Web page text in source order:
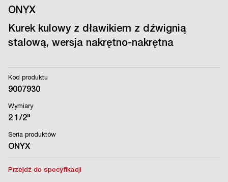
ONYX
Kurek kulowy z dławikiem z dźwignią
stalową, wersja nakrętno-nakrętna
Kod produktu
9007930
Wymiary
2 1/2"
Seria produktów
ONYX
Przejdź do specyfikacji